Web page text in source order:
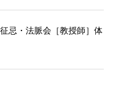
忌・法脈会［教授師］体